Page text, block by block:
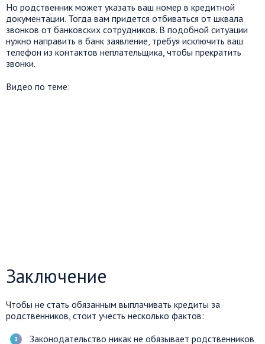
Но родственник может указать ваш номер в кредитной
документации. Тогда вам придется отбиваться от шквала
звонков от банковских сотрудников. В подобной ситуации
нужно направить в банк заявление, требуя исключить ваш
телефон из контактов неплательщика, чтобы прекратить
звонки.
Видео по теме:
Заключение
Чтобы не стать обязанным выплачивать кредиты за
родственников, стоит учесть несколько фактов:
Законодательство никак не обязывает родственников